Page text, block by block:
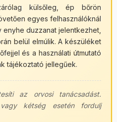
külsőleg, ép bőrön
egyes felhasználóknál
duzzanat jelentkezhet,
belül elmúlik. A készüléket
és a használati útmutató
tájékoztató jellegűek.
az orvosi tanácsadást.
kétség esetén fordulj